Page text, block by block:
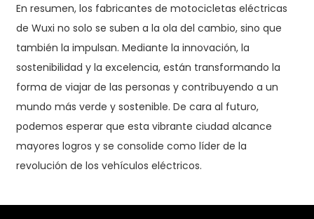
En resumen, los fabricantes de motocicletas eléctricas
de Wuxi no solo se suben a la ola del cambio, sino que
también la impulsan. Mediante la innovación, la
sostenibilidad y la excelencia, están transformando la
forma de viajar de las personas y contribuyendo a un
mundo más verde y sostenible. De cara al futuro,
podemos esperar que esta vibrante ciudad alcance
mayores logros y se consolide como líder de la
revolución de los vehículos eléctricos.